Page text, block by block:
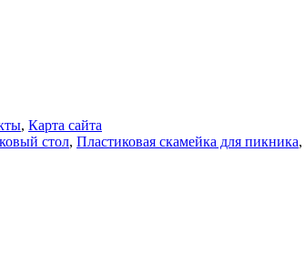
, Карта сайта
стол, Пластиковая скамейка для пикника,